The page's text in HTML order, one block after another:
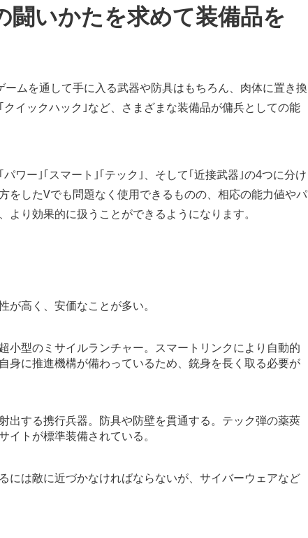
闘いかたを求めて装備品を
ムを通して手に入る武器や防具はもちろん、肉体に置き換
イックハック｣など、さまざまな装備品が傭兵としての能
ワー｣｢スマート｣｢テック｣、そして｢近接武器｣の4つに分け
をしたVでも問題なく使用できるものの、相応の能力値やパ
り効果的に扱うことができるようになります。
高く、安価なことが多い。
型のミサイルランチャー。スマートリンクにより自動的
身に推進機構が備わっているため、銃身を長く取る必要が
出する携行兵器。防具や防壁を貫通する。テック弾の薬莢
トが標準装備されている。
には敵に近づかなければならないが、サイバーウェアなど